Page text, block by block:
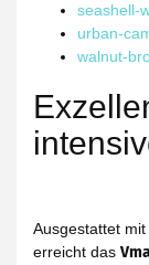
seashell-
urban-
walnut-
Ausgestattet mit
erreicht das